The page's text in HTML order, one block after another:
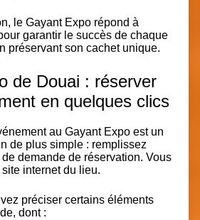
le Gayant Expo répond à
garantir le succès de chaque
préservant son cachet unique.
de Douai : réserver
en quelques clics
au Gayant Expo est un
de plus simple : remplissez
demande de réservation. Vous
internet du lieu.
préciser certains éléments
dont :